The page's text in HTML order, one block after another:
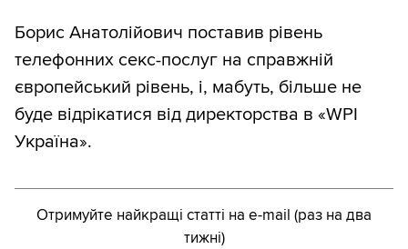
Борис Анатолійович поставив рівень
телефонних секс-послуг на справжній
європейський рівень, і, мабуть, більше не
буде відрікатися від директорства в «WРІ
Україна».
Отримуйте найкращі статті на e-mail (раз на два
тижні)